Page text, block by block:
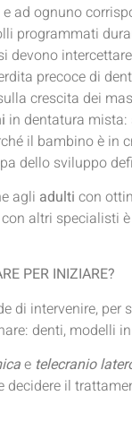
ad ognuno
programmati
devono
precoce di
crescita dei
in dentatura mista:
il bambino è in
dello sviluppo
agli adulti con
altri specialisti
PER INIZIARE?
di intervenire,
denti, modelli
e telecranio
decidere il